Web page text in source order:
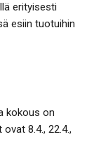
erityisesti
esiin tuotuihin
kokous on
8.4., 22.4.,